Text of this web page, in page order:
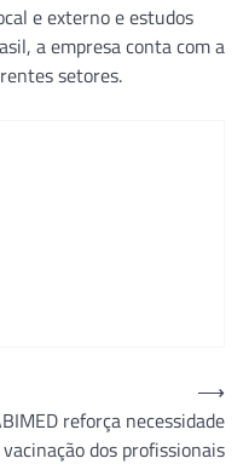
e externo e estudos
a empresa conta com a
setores.
reforça necessidade
dos profissionais
⟶